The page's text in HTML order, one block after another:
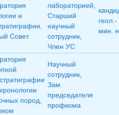
и
Совет
лабораторией
Старший
научный
сотрудник
Член УС
геол.-
мин.
пород
Научный
сотрудник
Зам.
председателя
профкома